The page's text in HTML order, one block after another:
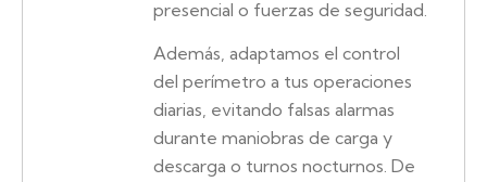
presencial o fuerzas de seguridad.
Además, adaptamos el control
del perímetro a tus operaciones
diarias, evitando falsas alarmas
durante maniobras de carga y
descarga o turnos nocturnos. De